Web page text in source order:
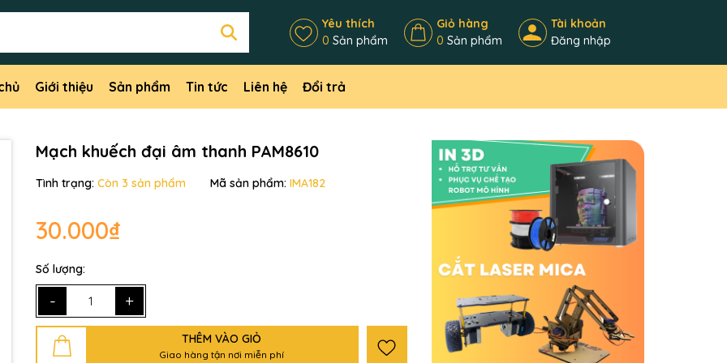
Yêu thích
0 Sản phẩm
Giỏ hàng
0 Sản phẩm
Tài khoản
Đăng nhập
Giới thiệu Sản phẩm Tin tức Liên hệ Đổi trả
Mạch khuếch đại âm thanh PAM8610
Tình trạng: Còn 3 sản phẩm Mã sản phẩm: IMA182
30.000₫
Số lượng:
- +
THÊM VÀO GIỎ
Giao hàng tận nơi miễn phí
Điều kiện: